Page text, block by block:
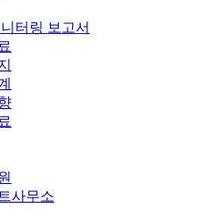
터링 보고서
사무소